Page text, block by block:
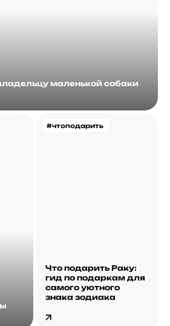
маленькой собаки
#чтоподарить
Что подарить Раку:
гид по подаркам для
самого уютного
знака зодиака